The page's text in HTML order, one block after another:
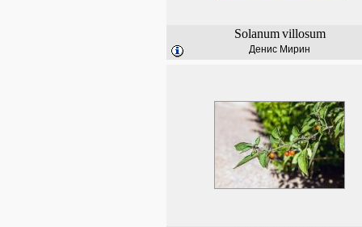
Solanum villosum
Денис Мирин